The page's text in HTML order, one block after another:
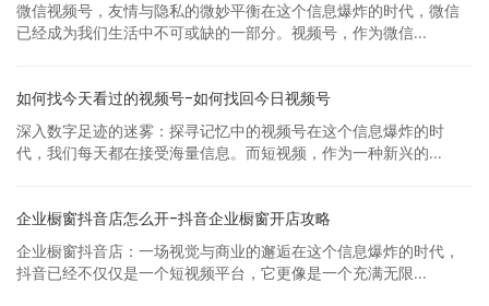
微信视频号，友情与隐私的微妙平衡在这个信息爆炸的时代，微信
已经成为我们生活中不可或缺的一部分。视频号，作为微信...
如何找今天看过的视频号-如何找回今日视频号
深入数字足迹的迷雾：探寻记忆中的视频号在这个信息爆炸的时
代，我们每天都在接受海量信息。而短视频，作为一种新兴的...
企业橱窗抖音店怎么开-抖音企业橱窗开店攻略
企业橱窗抖音店：一场视觉与商业的邂逅在这个信息爆炸的时代，
抖音已经不仅仅是一个短视频平台，它更像是一个充满无限...